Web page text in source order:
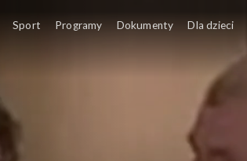
Sport Programy Dokumenty Dla dzieci